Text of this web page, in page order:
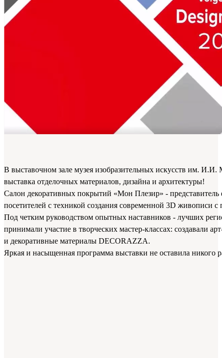
В выставочном зале музея изобразительных искусств им.
выставка отделочных материалов, дизайна и архитектуры!
Салон декоративных покрытий «Мон Плезир» -
посетителей с техникой создания современной 3D
Под четким руководством опытных наставников - лучших
принимали участие в творческих мастер-классах: создавали
и декоративные материалы DECORAZZA.
Яркая и насыщенная программа выставки не оставила никого